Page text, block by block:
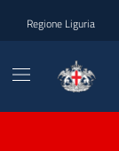
Regione Liguria